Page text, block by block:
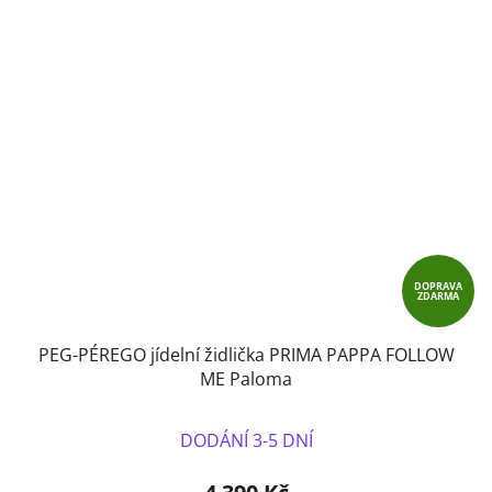
DOPRAVA
ZDARMA
PEG-PÉREGO jídelní židlička PRIMA PAPPA FOLLOW
ME Paloma
DODÁNÍ 3-5 DNÍ